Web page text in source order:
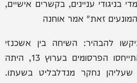
בניגודי עניינים, בקשרים אישיים,
המונעים זאת" אמר אוחנה
להבהיר: השיחה בין אשכנזי
למנדלבליט שאליה התייחסו הפרסומים בערוץ 13, היתה
נחקר מנדלבליט בשעתו.